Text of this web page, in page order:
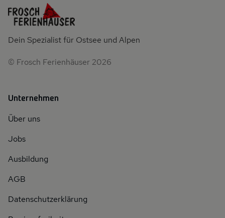
Dein Spezialist für Ostsee und Alpen
© Frosch Ferienhäuser 2026
Unternehmen
Über uns
Jobs
Ausbildung
AGB
Datenschutzerklärung